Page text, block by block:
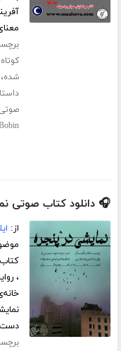
شده
🎧 دانلود کتاب صوتی
از:
،
دست